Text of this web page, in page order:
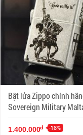
Bật lửa Zippo chính
Sovereign Military
1.400.000đ -18%